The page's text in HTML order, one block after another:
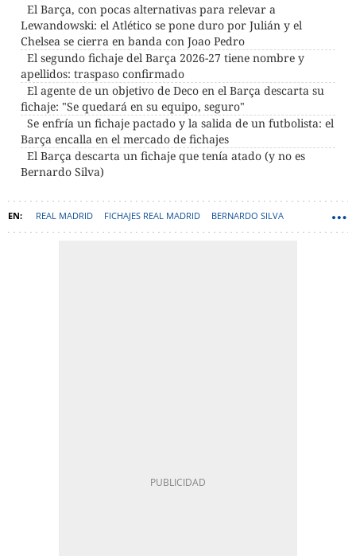
El Barça, con pocas alternativas para relevar a
Lewandowski: el Atlético se pone duro por Julián y el
Chelsea se cierra en banda con Joao Pedro
El segundo fichaje del Barça 2026-27 tiene nombre y
apellidos: traspaso confirmado
El agente de un objetivo de Deco en el Barça descarta su
fichaje: "Se quedará en su equipo, seguro"
Se enfría un fichaje pactado y la salida de un futbolista: el
Barça encalla en el mercado de fichajes
El Barça descarta un fichaje que tenía atado (y no es
Bernardo Silva)
REAL MADRID FICHAJES REAL MADRID BERNARDO SILVA